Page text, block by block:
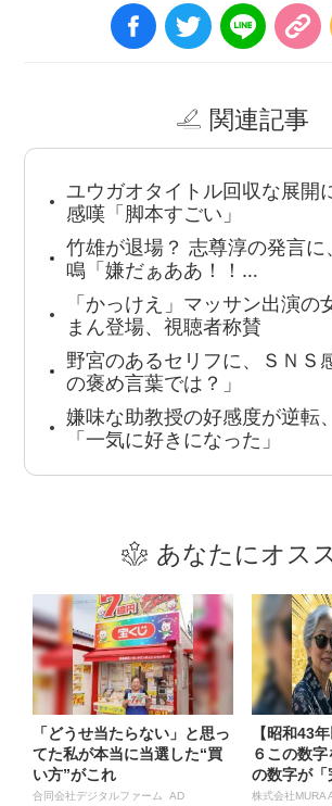
関連記事
ユウガオタイトル回収な展開
感嘆「脚本すごい」
竹雄が退場？ 志尊淳の発言に
鳴「嫌だぁああ！！…
「かっけえ」マッサン出演の
まん登場、視聴者称賛
野宮のあるセリフに、ＳＮＳ
の褒め言葉では？」
嫌味な助教授の好感度が逆転
「一気に好きになった」
あなたにオス
「どうせ当たらない」と思っ
てた私が本当に当選した“買
い方”がこれ
合同会社デジタルファーム AD
【昭和43
６この数
の数字が「
方...
株式会社MURA